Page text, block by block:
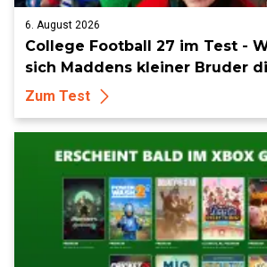
6. August 2026
College Football 27 im Test -
sich Maddens kleiner Bruder
Zum Test